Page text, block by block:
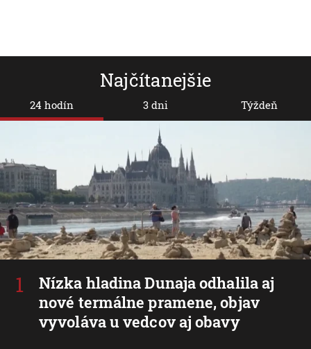
Najčítanejšie
24 hodín
Nízka hladina Dunaja odhalila aj
nové termálne pramene, objav
vyvoláva u vedcov aj obavy
3 dni Týždeň